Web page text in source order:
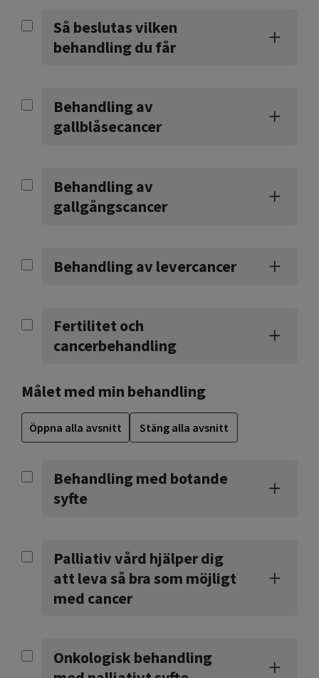
Så beslutas vilken
behandling du får
Behandling av
gallblåsecancer
Behandling av
gallgångscancer
Behandling av levercancer
Fertilitet och
cancerbehandling
Målet med min behandling
Öppna alla avsnitt Stäng alla avsnitt
Behandling med botande
syfte
Palliativ vård hjälper dig
att leva så bra som möjligt
med cancer
Onkologisk behandling